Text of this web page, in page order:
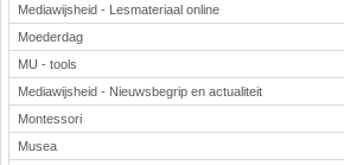
Mediawijsheid - Lesmateriaal online
Moederdag
MU - tools
Mediawijsheid - Nieuwsbegrip en actualiteit
Montessori
Musea